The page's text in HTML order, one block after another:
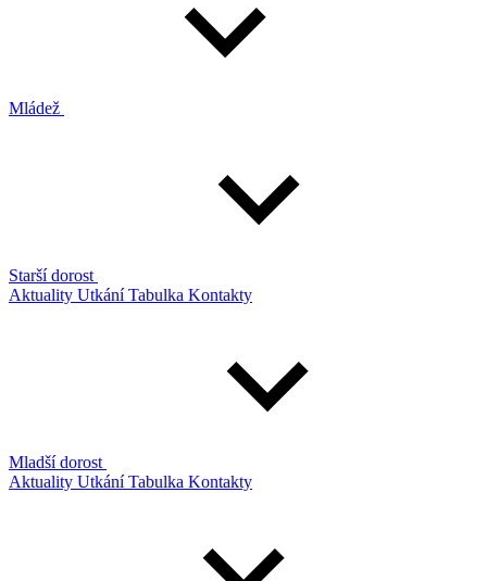
Mládež
Starší dorost
Aktuality UtkáníTabulka Kontakty
Mladší dorost
Aktuality UtkáníTabulka Kontakty